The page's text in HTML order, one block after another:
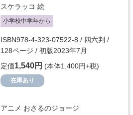
スケラッコ 絵
小学校中学年から
ISBN978-4-323-07522-8 / 四六判 /
128ページ / 初版2023年7月
定価1,540円 (本体1,400円+税)
在庫あり
アニメ おさるのジョージ